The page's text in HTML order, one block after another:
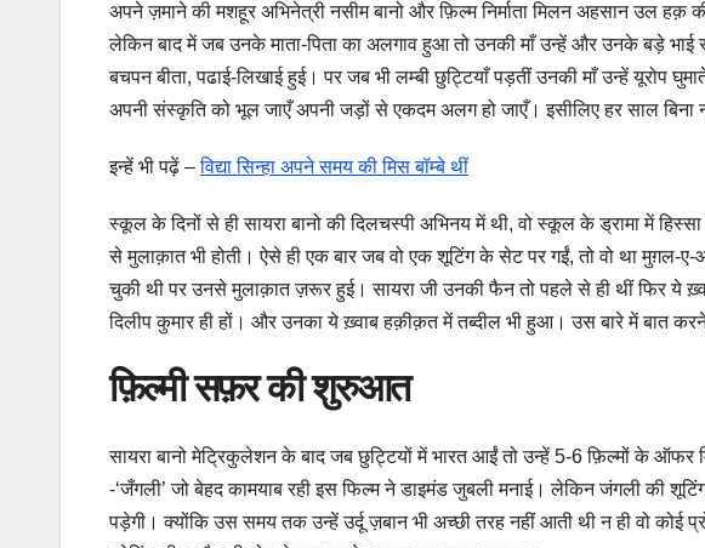
अपने ज़माने की मशहूर अभिनेत्री नसीम बानो और फ़िल्म निर्माता मिलन अहसान उल
लेकिन बाद में जब उनके माता-पिता का अलगाव हुआ तो उनकी माँ उन्हें और उनके बड़े भाई
बचपन बीता, पढाई-लिखाई हुई। पर जब भी लम्बी छुट्टियाँ पड़तीं उनकी माँ उन्हें यूरोप
अपनी संस्कृति को भूल जाएँ अपनी जड़ों से एकदम अलग हो जाएँ। इसीलिए हर साल बिना
इन्हें भी पढ़ें –विद्या सिन्हा अपने समय की मिस बॉम्बे थीं
स्कूल के दिनों से ही सायरा बानो की दिलचस्पी अभिनय में थी, वो स्कूल के ड्रामा में
से मुलाक़ात भी होती। ऐसे ही एक बार जब वो एक शूटिंग के सेट पर गईं, तो वो था
चुकी थी पर उनसे मुलाक़ात ज़रूर हुई। सायरा जी उनकी फैन तो पहले से ही थीं फिर ये
दिलीप कुमार ही हों। और उनका ये ख़्वाब हक़ीक़त में तब्दील भी हुआ। उस बारे में बात
फ़िल्मी सफ़र की शुरुआत
सायरा बानो मेट्रिकुलेशन के बाद जब छुट्टियों में भारत आईं तो उन्हें 5-6 फ़िल्मों के
-‘जँगली’ जो बेहद कामयाब रही इस फिल्म ने डाइमंड जुबली मनाई। लेकिन जंगली की
पड़ेगी। क्योंकि उस समय तक उन्हें उर्दू ज़बान भी अच्छी तरह नहीं आती थी न ही वो